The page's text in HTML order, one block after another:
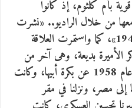
بأم كلثوم، إذ كانوا
معها من خلال الراديو.. «نشرت
ذلك جريدة كل شيء العراقية 1946»، كما واستمرت العلاقة
الأميرة بديعة، وهى آخر من
تبقى من تلك الأسرة التي نكبت عام 1958 عن بكرة أبيها، وكانت
مصر، ونزلنا في مقر